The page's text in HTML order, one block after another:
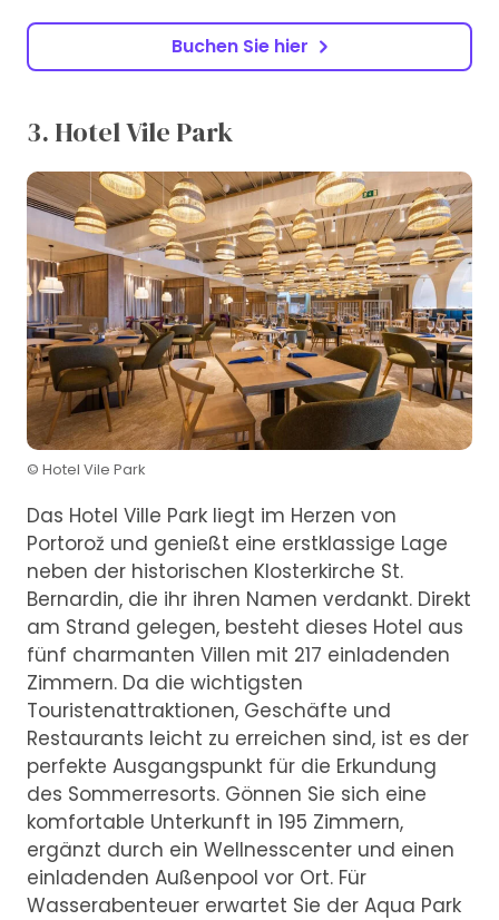
Buchen Sie hier
3. Hotel Vile Park
© Hotel Vile Park
Das Hotel Ville Park liegt im Herzen von
Portorož und genießt eine erstklassige Lage
neben der historischen Klosterkirche St.
Bernardin, die ihr ihren Namen verdankt. Direkt
am Strand gelegen, besteht dieses Hotel aus
fünf charmanten Villen mit 217 einladenden
Zimmern. Da die wichtigsten
Touristenattraktionen, Geschäfte und
Restaurants leicht zu erreichen sind, ist es der
perfekte Ausgangspunkt für die Erkundung
des Sommerresorts. Gönnen Sie sich eine
komfortable Unterkunft in 195 Zimmern,
ergänzt durch ein Wellnesscenter und einen
einladenden Außenpool vor Ort. Für
Wasserabenteuer erwartet Sie der Aqua Park